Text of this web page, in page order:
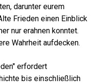
darunter eurem
Frieden einen Einblick
nur erahnen konntet.
Wahrheit aufdecken.
erfordert
bis einschließlich